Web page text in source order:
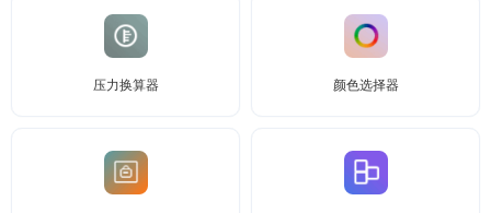
压力换算器 颜色选择器